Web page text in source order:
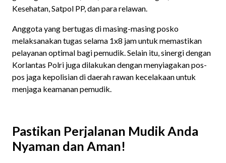
Kesehatan, Satpol PP, dan para relawan.
Anggota yang bertugas di masing-masing posko
melaksanakan tugas selama 1x8 jam untuk memastikan
pelayanan optimal bagi pemudik. Selain itu, sinergi dengan
Korlantas Polri juga dilakukan dengan menyiagakan pos-
pos jaga kepolisian di daerah rawan kecelakaan untuk
menjaga keamanan pemudik.
Pastikan Perjalanan Mudik Anda
Nyaman dan Aman!